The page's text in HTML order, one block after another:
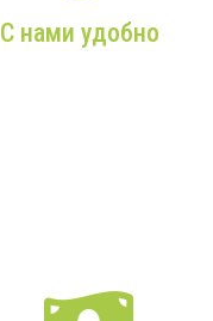
С нами удобно